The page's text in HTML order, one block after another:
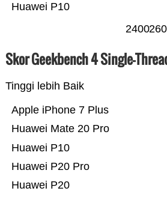
Huawei P10
2400
Skor Geekbench 4 Single-
Tinggi lebih Baik
Huawei P20
Huawei P20 Pro
Huawei P10
Huawei Mate 20 Pro
Apple iPhone 7 Plus